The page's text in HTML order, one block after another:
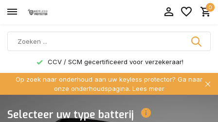
0
CCV / SCM gecertificeerd voor verzekeraar!
Op zoek naar onderhoud aan uw keyless protector? Ga naar
onze onderhoudspagina. Lees meer
Selecteer uw type batterij